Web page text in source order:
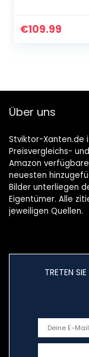
AM200-S1
€109.99
Über uns
Stviktor-Xanten.de
Preisvergleichs-
Amazon
neuesten
Bilder unterliegen
Eigentümer. Alle
jeweiligen Quellen.
TRETEN